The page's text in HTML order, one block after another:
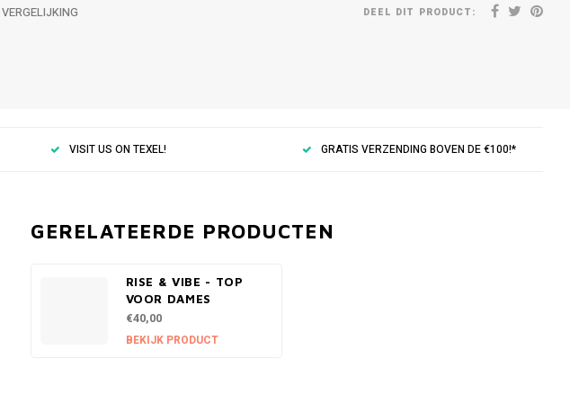
DEEL DIT PRODUCT:
VISIT US ON TEXEL! GRATIS VERZENDING BOVEN DE €100!*
GERELATEERDE PRODUCTEN
RISE & VIBE - TOP
VOOR DAMES
€40,00
BEKIJK PRODUCT